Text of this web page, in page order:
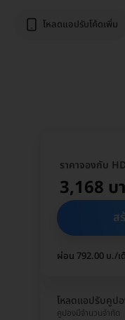
โหลดแอปรับโค้ดเพิ่ม
ราคาจองกับ
3,168 บ
ส
ผ่อน 792.00 บ./เ
โหลดแอปรับคูป
คูปองมีจำนวนจำกัด